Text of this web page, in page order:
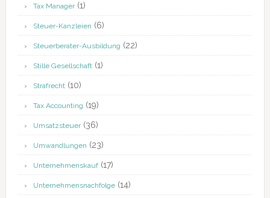
Tax Manager(1)
Steuer-Kanzleien (6)
Steuerberater-Ausbildung (22)
Stille Gesellschaft(1)
Strafrecht(10)
Tax Accounting (19)
Umsatzsteuer(36)
Umwandlungen (23)
Unternehmenskauf(17)
Unternehmensnachfolge(14)